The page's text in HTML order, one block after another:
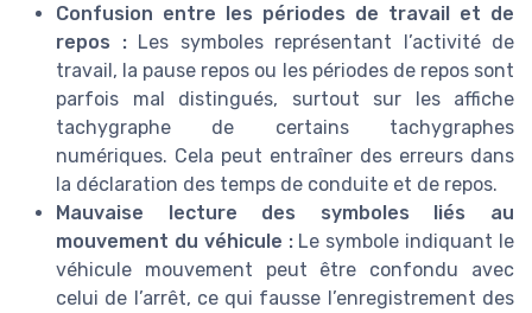
Confusion entre les périodes de travail et de
repos :Les symboles représentant l’activité de
travail, la pause repos ou les périodes de repos sont
parfois mal distingués, surtout sur les affiche
tachygraphe de certains tachygraphes
numériques. Cela peut entraîner des erreurs dans
la déclaration des temps de conduite et de repos.
Mauvaise lecture des symboles liés au
mouvement du véhicule :Le symbole indiquant le
véhicule mouvement peut être confondu avec
celui de l’arrêt, ce qui fausse l’enregistrement des